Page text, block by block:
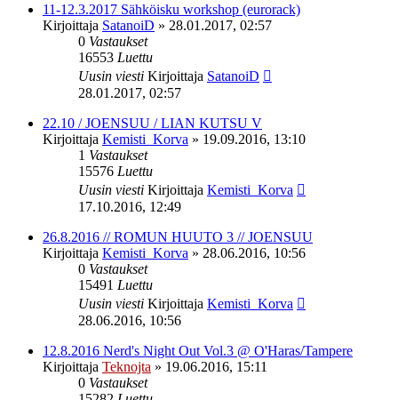
11-12.3.2017 Sähköisku workshop (eurorack)
Kirjoittaja SatanoiD » 28.01.2017, 02:57
0 Vastaukset
16553 Luettu
Uusin viesti Kirjoittaja SatanoiD
28.01.2017, 02:57
22.10 / JOENSUU / LIAN KUTSU V
Kirjoittaja Kemisti_Korva » 19.09.2016, 13:10
1 Vastaukset
15576 Luettu
Uusin viesti Kirjoittaja Kemisti_Korva
17.10.2016, 12:49
26.8.2016 // ROMUN HUUTO 3 // JOENSUU
Kirjoittaja Kemisti_Korva » 28.06.2016, 10:56
0 Vastaukset
15491 Luettu
Uusin viesti Kirjoittaja Kemisti_Korva
28.06.2016, 10:56
12.8.2016 Nerd's Night Out Vol.3 @ O'Haras/Tampere
Kirjoittaja Teknojta » 19.06.2016, 15:11
0 Vastaukset